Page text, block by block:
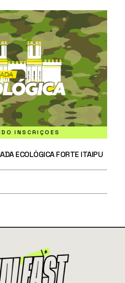
ECOLÓGICA FORTE ITAIPU